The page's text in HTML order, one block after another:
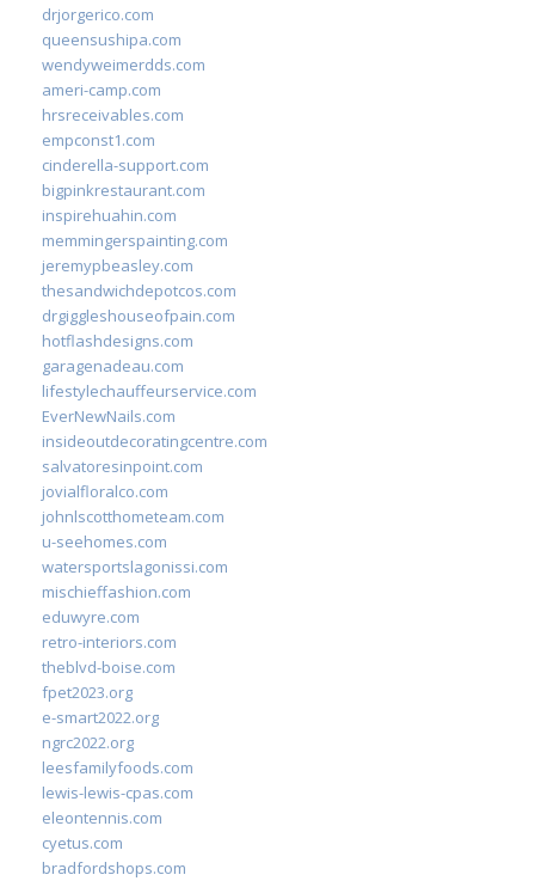
drjorgerico.com
queensushipa.com
wendyweimerdds.com
ameri-camp.com
hrsreceivables.com
empconst1.com
cinderella-support.com
bigpinkrestaurant.com
inspirehuahin.com
memmingerspainting.com
jeremypbeasley.com
thesandwichdepotcos.com
drgiggleshouseofpain.com
hotflashdesigns.com
garagenadeau.com
lifestylechauffeurservice.com
EverNewNails.com
insideoutdecoratingcentre.com
salvatoresinpoint.com
jovialfloralco.com
johnlscotthometeam.com
u-seehomes.com
watersportslagonissi.com
mischieffashion.com
eduwyre.com
retro-interiors.com
theblvd-boise.com
fpet2023.org
e-smart2022.org
ngrc2022.org
leesfamilyfoods.com
lewis-lewis-cpas.com
eleontennis.com
cyetus.com
bradfordshops.com